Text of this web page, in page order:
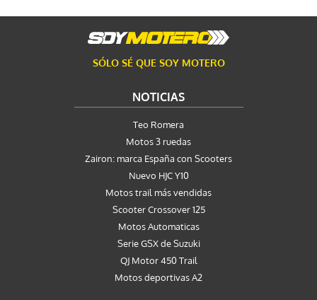
SÓLO SÉ QUE SOY MOTERO
NOTICIAS
Teo Romera
Motos 3 ruedas
Zairon: marca España con Scooters
Nuevo HJC Y10
Motos trail más vendidas
Scooter Crossover 125
Motos Automaticas
Serie GSX de Suzuki
QJ Motor 450 Trail
Motos deportivas A2